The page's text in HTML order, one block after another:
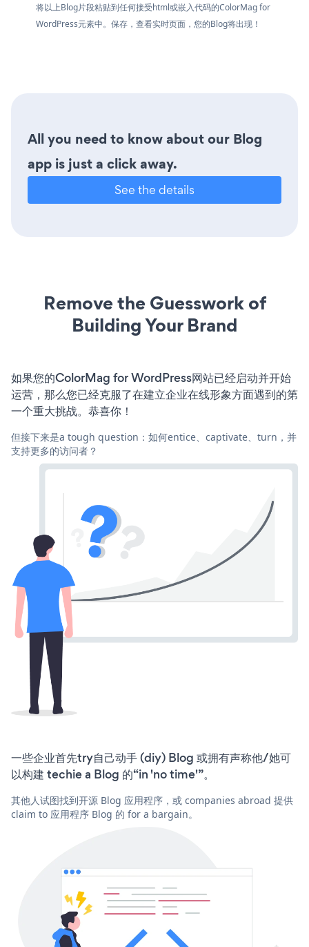
将以上Blog片段粘贴到任何接受html或嵌入代码的ColorMag for
WordPress元素中。保存，查看实时页面，您的Blog将出现！
All you need to know about our Blog
app is just a click away.
See the details
Remove the Guesswork of
Building Your Brand
如果您的ColorMag for WordPress网站已经启动并开始
运营，那么您已经克服了在建立企业在线形象方面遇到的第
一个重大挑战。恭喜你！
但接下来是a tough question：如何entice、captivate、turn，并
支持更多的访问者？
一些企业首先try自己动手 (diy) Blog 或拥有声称他/她可
以构建 techie a Blog 的“in 'no time'”。
其他人试图找到开源 Blog 应用程序，或 companies abroad 提供
claim to 应用程序 Blog 的 for a bargain。